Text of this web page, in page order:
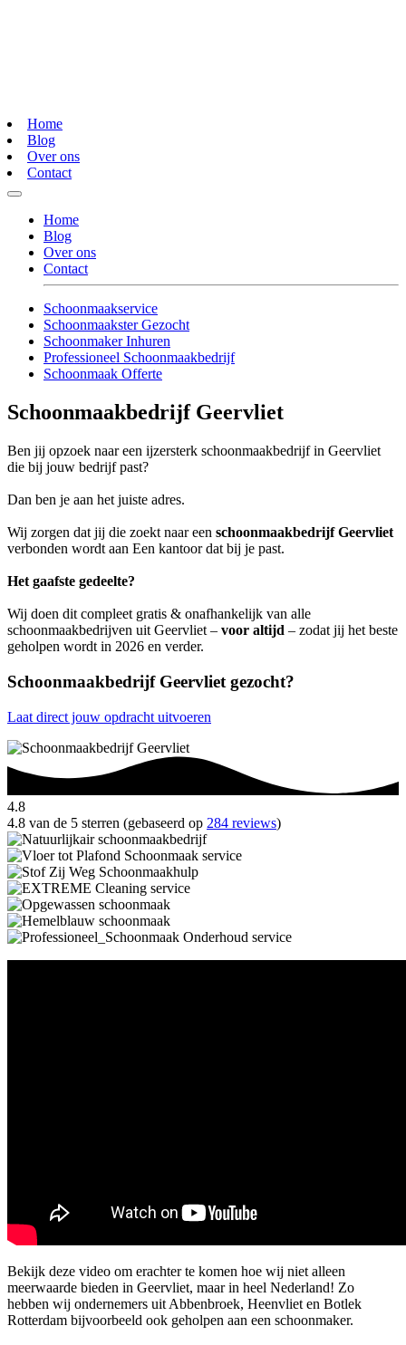
Home
Blog
Over ons
Contact
Home
Blog
Over ons
Contact
Schoonmaakservice
Schoonmaakster Gezocht
Schoonmaker Inhuren
Professioneel Schoonmaakbedrijf
Schoonmaak Offerte
Schoonmaakbedrijf Geervliet
Ben jij opzoek naar een ijzersterk schoonmaakbedrijf in Geervliet
die bij jouw bedrijf past?
Dan ben je aan het juiste adres.
Wij zorgen dat jij die zoekt naar een schoonmaakbedrijf Geervliet
verbonden wordt aan Een kantoor dat bij je past.
Het gaafste gedeelte?
Wij doen dit compleet gratis & onafhankelijk van alle
schoonmaakbedrijven uit Geervliet – voor altijd – zodat jij het beste
geholpen wordt in 2026 en verder.
Schoonmaakbedrijf Geervliet gezocht?
Laat direct jouw opdracht uitvoeren
4.8
4.8 van de 5 sterren (gebaseerd op 284 reviews)
Bekijk deze video om erachter te komen hoe wij niet alleen
meerwaarde bieden in Geervliet, maar in heel Nederland! Zo
hebben wij ondernemers uit Abbenbroek, Heenvliet en Botlek
Rotterdam bijvoorbeeld ook geholpen aan een schoonmaker.